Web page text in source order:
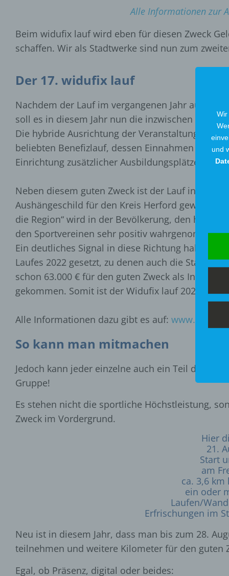
Alle Informationen zur
Beim widufix lauf wird eben für diesen Zweck
schaffen. Wir als Stadtwerke sind nun zum
Der 17. widufix lauf
Nachdem der Lauf im vergangenen Jahr
soll es in diesem Jahr nun die inzwischen 17.
Die hybride Ausrichtung der Veranstaltung ist
beliebten Benefizlauf, dessen Einnahmen aus
Einrichtung zusätzlicher Ausbildungsplätze im
Neben diesem guten Zweck ist der Lauf
Aushängeschild für den Kreis Herford geworden.
die Region“ wird in der Bevölkerung, den
den Sportvereinen sehr positiv wahrgenommen.
Ein deutliches Signal in diese Richtung haben
Laufes 2022 gesetzt, zu denen auch die
schon 63.000 € für den guten Zweck als
gekommen. Somit ist der Widufix lauf 2022
Alle Informationen dazu gibt es auf:
So kann man mitmachen
Jedoch kann jeder einzelne auch ein Teil davon
Gruppe!
Es stehen nicht die sportliche Höchstleistung,
Zweck im Vordergrund.
Hier
21.
Start
am
ca. 3,6 km
ein oder
Laufen/
Erfrischungen im
Neu ist in diesem Jahr, dass man bis zum 28.
teilnehmen und weitere Kilometer für den guten
Egal, ob Präsenz, digital oder beides:
und